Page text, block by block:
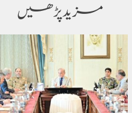
مزید پڑھیں